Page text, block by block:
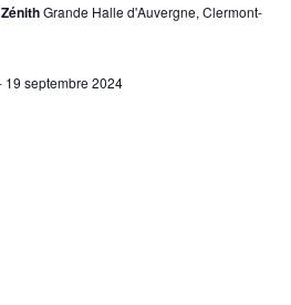
Grande Halle d'Auvergne, Clermont-
19 septembre 2024